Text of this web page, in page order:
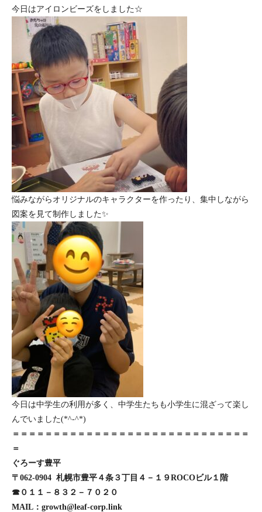
今日はアイロンビーズをしました☆
悩みながらオリジナルのキャラクターを作ったり、 集中しながら
図案を見て制作しました✨
今日は中学生の利用が多く、 中学生たちも小学生に混ざって楽し
んでいました(*^-^*)
＝＝＝＝＝＝＝＝＝＝＝＝＝＝＝＝＝＝＝＝＝＝＝＝＝＝＝＝＝
＝
ぐろーす豊平
〒062-0904 札幌市豊平４条３丁目４－１９ROCOビル１階
☎０１１－８３２－７０２０
MAIL：growth@leaf-corp.link